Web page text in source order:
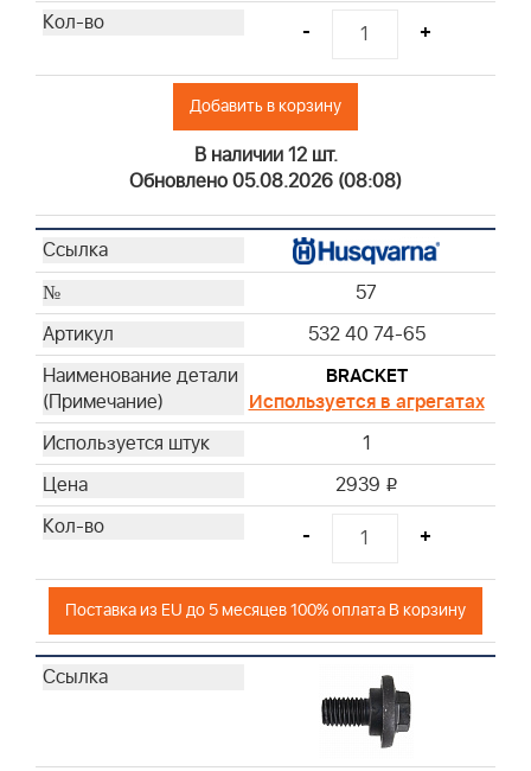
- +
Добавить в корзину
В наличии 12 шт.
Обновлено 05.08.2026 (08:08)
57
532 40 74-65
BRACKET
Используется в агрегатах
1
2939 i
- +
Поставка из EU до 5 месяцев 100% оплата В корзину